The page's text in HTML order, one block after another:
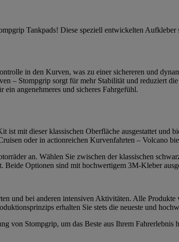
Tankpads! Diese speziell entwickelten
in den Kurven, was zu einer sichereren und
– Stompgrip sorgt für mehr Stabilität und reduziert
angenehmeres und sicheres Fahrgefühl.
mit dieser klassischen Oberfläche ausgestattet und
oder in actionreichen Kurvenfahrten – Volcano
an. Wählen Sie zwischen der klassischen
Optionen sind mit hochwertigem 3M-Kleber
und bei anderen intensiven Aktivitäten. Alle
erhalten Sie stets die neueste und
von Stompgrip, um das Beste aus Ihrem Fahrerlebnis